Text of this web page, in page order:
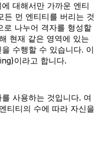
대해서만 가까운 엔티
든 먼 엔티티를 버리는 것
로 나누어 격자를 형성할
현재 같은 영역에 있는
수행할 수 있습니다. 이
이라고 합니다.
사용하는 것입니다. 여
티티의 수에 따라 자신을